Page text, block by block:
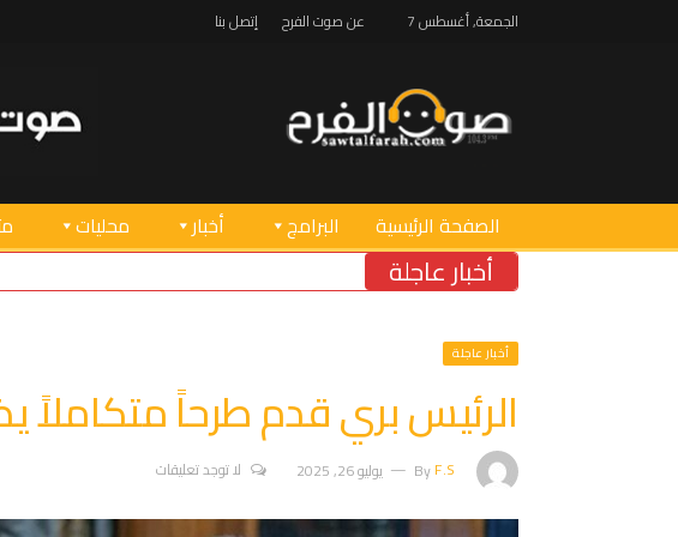
الجمعة, أغسطس 7 عن صوت الفرح إتصل بنا
الصفحة الرئيسية البرامج أخبار محليات
أخبار عاجلة
أخبار عاجلة
الرئيس بري قدم طرحاً متكاملاً
ByF.S يوليو 26, 2025 لا توجد تعليقات